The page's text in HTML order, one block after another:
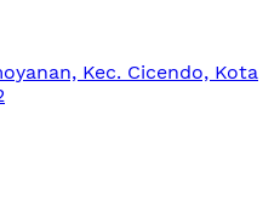
Kec. Cicendo, Kota